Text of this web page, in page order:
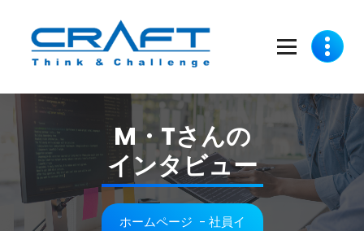
へ
M・Tさんの
インタビュー
ホームページ - 社員イ